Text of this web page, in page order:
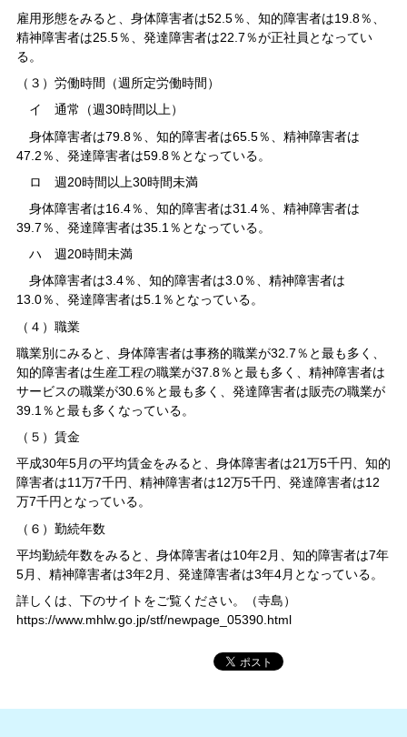
雇用形態をみると、身体障害者は52.5％、知的障害者は19.8％、
精神障害者は25.5％、発達障害者は22.7％が正社員となってい
る。
（３）労働時間（週所定労働時間）
イ 通常（週30時間以上）
身体障害者は79.8％、知的障害者は65.5％、精神障害者は
47.2％、発達障害者は59.8％となっている。
ロ 週20時間以上30時間未満
身体障害者は16.4％、知的障害者は31.4％、精神障害者は
39.7％、発達障害者は35.1％となっている。
ハ 週20時間未満
身体障害者は3.4％、知的障害者は3.0％、精神障害者は
13.0％、発達障害者は5.1％となっている。
（４）職業
職業別にみると、身体障害者は事務的職業が32.7％と最も多く、
知的障害者は生産工程の職業が37.8％と最も多く、精神障害者は
サービスの職業が30.6％と最も多く、発達障害者は販売の職業が
39.1％と最も多くなっている。
（５）賃金
平成30年5月の平均賃金をみると、身体障害者は21万5千円、知的
障害者は11万7千円、精神障害者は12万5千円、発達障害者は12
万7千円となっている。
（６）勤続年数
平均勤続年数をみると、身体障害者は10年2月、知的障害者は7年
5月、精神障害者は3年2月、発達障害者は3年4月となっている。
詳しくは、下のサイトをご覧ください。（寺島）
https://www.mhlw.go.jp/stf/newpage_05390.html